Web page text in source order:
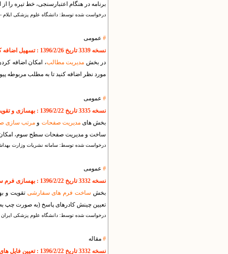
برنامه در هنگام اعتبارسنجی، خط تیره
درخواست شده توسط: داتشگاه علوم پزشکی ایلام
# عمومی
نسخه 3339 تاریخ 1396/2/26 : تسهیل اضافه کردن مستقیم تصویر به اسلاید شو
در بخش مدیریت مطالب، امکان اضافه
مورد نظر اضافه کنید تا به مطلب مربوطه
# عمومی
نسخه 3335 تاریخ 1396/2/22 : بهسازی و تقویت بخش مدیریت و مرتب سازی صفحات
بخش هایمدیریت صفحات و مرتب سازی
ساخت و مدیریت صفحات سطح سوم، امکان
درخواست شده توسط: سامانه نشریات وزارت
# عمومی
نسخه 3332 تاریخ 1396/2/22 : بهسازی فرم ساز و تسهیل ساخت فرم عمومی
بخش ساخت فرم های سفارشی تقویت و
تعیین چینش کادرهای پاسخ (به صورت چپ
درخواست شده توسط: دانشگاه علوم پزشکی ایران
# مقاله
نسخه 3332 تاریخ 1396/2/22 : تعیین فایل های پیوست به عنوان مشاهده و بررسی شده